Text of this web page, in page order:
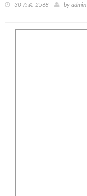
30 ก.ค. 2568 by admin